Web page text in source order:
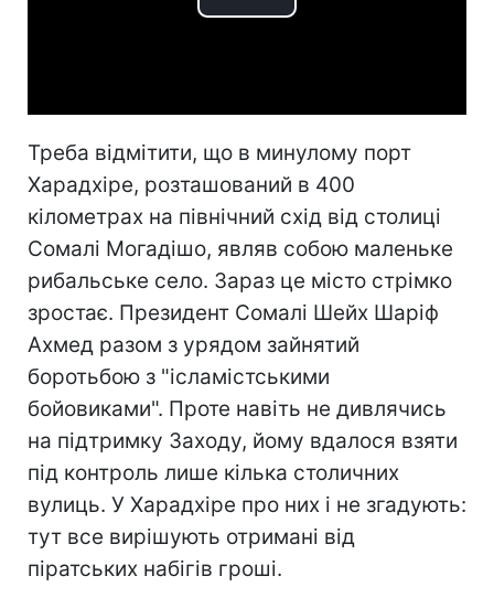
Play
Треба відмітити, що в минулому порт
Харадхіре, розташований в 400
кілометрах на північний схід від столиці
Сомалі Могадішо, являв собою маленьке
рибальське село. Зараз це місто стрімко
зростає. Президент Сомалі Шейх Шаріф
Ахмед разом з урядом зайнятий
боротьбою з "ісламістськими
бойовиками". Проте навіть не дивлячись
на підтримку Заходу, йому вдалося взяти
під контроль лише кілька столичних
вулиць. У Харадхіре про них і не згадують:
тут все вирішують отримані від
піратських набігів гроші.